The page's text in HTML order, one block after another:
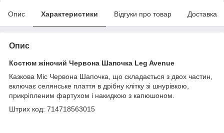
Опис Характеристики Відгуки про товар Доставка
Опис
Костюм жіночий Червона Шапочка Leg Avenue
Казкова Міс Червона Шапочка, що складається з двох частин,
включає селянське плаття в дрібну клітку зі шнурівкою,
прикріпленим фартухом і накидкою з капюшоном.
Штрих код: 714718563015